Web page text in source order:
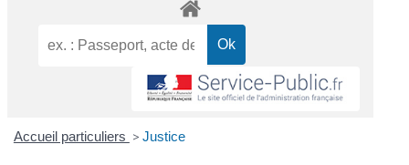
Accueil particuliers > Justice